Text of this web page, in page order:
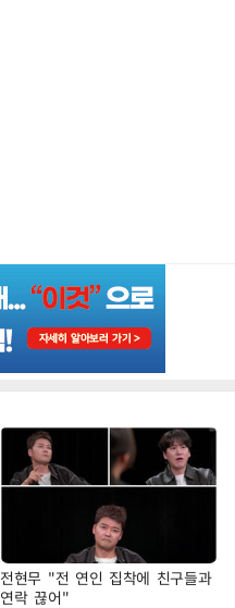
전현무 "전 연인 집착에 친구들과
연락 끊어"